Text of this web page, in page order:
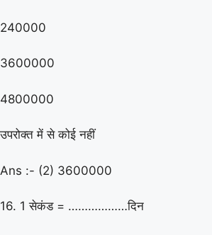
240000
3600000
4800000
उपरोक्त में से कोई नहीं
Ans :- (2) 3600000
16. 1 सेकंड = ………………दिन